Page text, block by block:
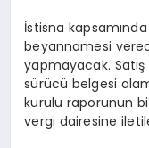
İstisna
beyannamesi
yapmayacak.
sürücü belgesi
kurulu raporunun
vergi dairesine